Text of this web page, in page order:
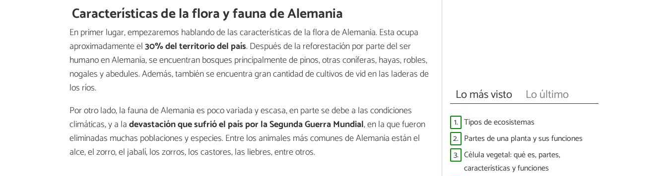
Características de la flora y fauna de Alemania
En primer lugar, empezaremos hablando de las características de la flora de Alemania. Esta ocupa
aproximadamente el30% del territorio del país. Después de la reforestación por parte del ser
humano en Alemania, se encuentran bosques principalmente de pinos, otras coníferas, hayas, robles,
nogales y abedules. Además, también se encuentra gran cantidad de cultivos de vid en las laderas de
los ríos.
Por otro lado, la fauna de Alemania es poco variada y escasa, en parte se debe a las condiciones
climáticas, y a ladevastación que sufrió el país por la Segunda Guerra Mundial, en la que fueron
eliminadas muchas poblaciones y especies. Entre los animales más comunes de Alemania están el
alce, el zorro, el jabalí, los zorros, los castores, las liebres, entre otros.
Lo más visto Lo último
1. Tipos de ecosistemas
2. Partes de una planta y sus funciones
3. Célula vegetal: qué es, partes,
características y funciones